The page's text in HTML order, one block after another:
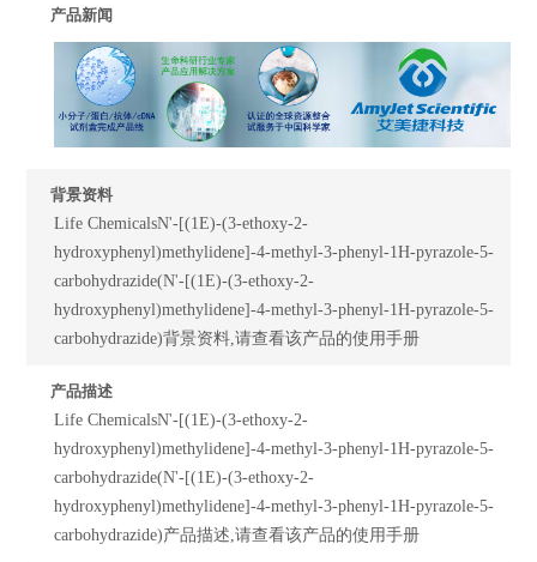
产品新闻
背景资料
Life ChemicalsN'-[(1E)-(3-ethoxy-2-
hydroxyphenyl)methylidene]-4-methyl-3-phenyl-1H-pyrazole-5-
carbohydrazide(N'-[(1E)-(3-ethoxy-2-
hydroxyphenyl)methylidene]-4-methyl-3-phenyl-1H-pyrazole-5-
carbohydrazide)背景资料,请查看该产品的使用手册
产品描述
Life ChemicalsN'-[(1E)-(3-ethoxy-2-
hydroxyphenyl)methylidene]-4-methyl-3-phenyl-1H-pyrazole-5-
carbohydrazide(N'-[(1E)-(3-ethoxy-2-
hydroxyphenyl)methylidene]-4-methyl-3-phenyl-1H-pyrazole-5-
carbohydrazide)产品描述,请查看该产品的使用手册